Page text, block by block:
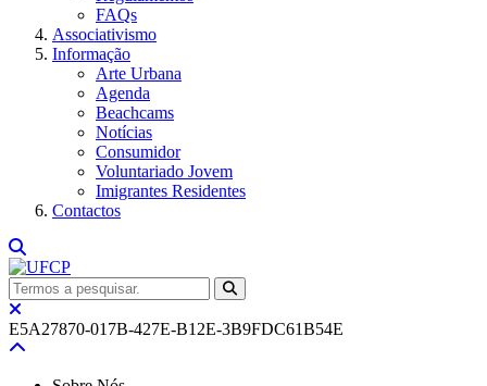
FAQs
Associativismo
Informação
Arte Urbana
Agenda
Beachcams
Notícias
Consumidor
Voluntariado Jovem
Imigrantes Residentes
Contactos
E5A27870-017B-427E-B12E-3B9FDC61B54E